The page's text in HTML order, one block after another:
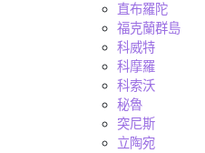
直布羅陀
福克蘭群島
科威特
科摩羅
科索沃
秘魯
突尼斯
立陶宛